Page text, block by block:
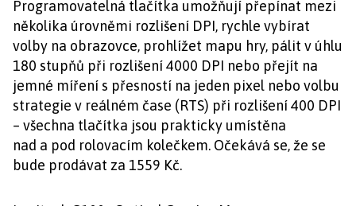
Programovatelná tlačítka umožňují přepínat mezi
několika úrovněmi rozlišení DPI, rychle vybírat
volby na obrazovce, prohlížet mapu hry, pálit v úhlu
180 stupňů při rozlišení 4000 DPI nebo přejít na
jemné míření s přesností na jeden pixel nebo volbu
strategie v reálném čase (RTS) při rozlišení 400 DPI
– všechna tlačítka jsou prakticky umístěna
nad a pod rolovacím kolečkem. Očekává se, že se
bude prodávat za 1559 Kč.